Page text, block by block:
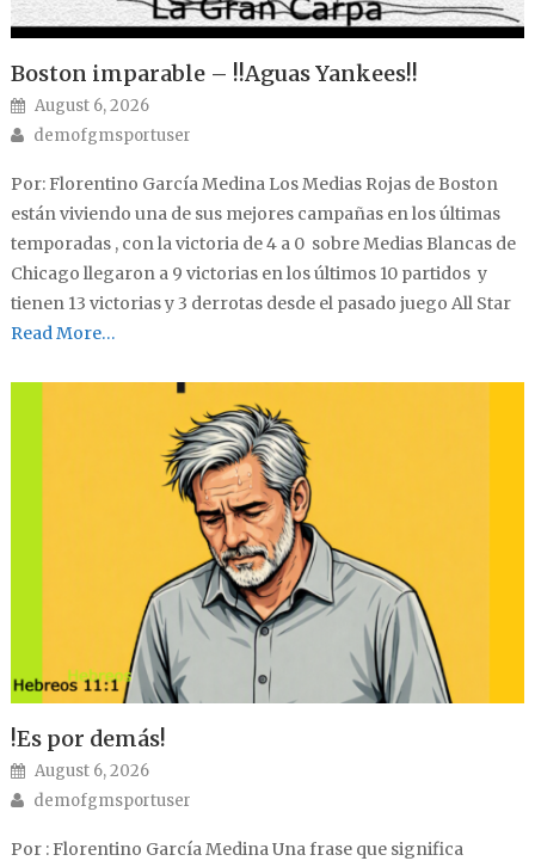
Boston imparable – !!Aguas Yankees!!
Posted on
August 6, 2026
Author
demofgmsportuser
Por: Florentino García Medina Los Medias Rojas de Boston
están viviendo una de sus mejores campañas en los últimas
temporadas , con la victoria de 4 a 0 sobre Medias Blancas de
Chicago llegaron a 9 victorias en los últimos 10 partidos y
tienen 13 victorias y 3 derrotas desde el pasado juego All Star
Read More…
!Es por demás!
Posted on
August 6, 2026
Author
demofgmsportuser
Por : Florentino García Medina Una frase que significa